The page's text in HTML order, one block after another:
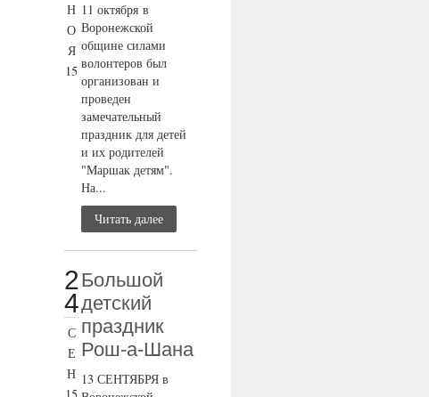
Н
О
Я
15
11 октября в
Воронежской
общине силами
волонтеров был
организован и
проведен
замечательный
праздник для детей
и их родителей
"Маршак детям".
На...
Читать далее
2
4
С
Е
Н
Большой
детский
праздник
Рош-а-Шана
13 СЕНТЯБРЯ в